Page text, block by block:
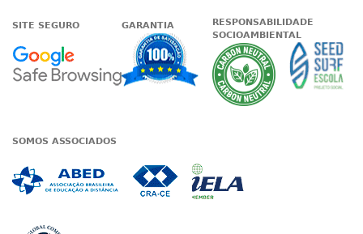
SITE SEGURO
Google - Status do site no
GARANTIA
Garantia de
RESPONSABILIDADE
SOCIOAMBIENTAL
A
SOMOS ASSOCIADOS